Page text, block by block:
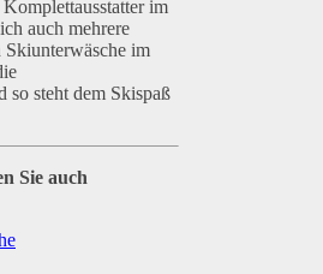
im
auch mehrere
im
so steht dem Skispaß
Sie auch